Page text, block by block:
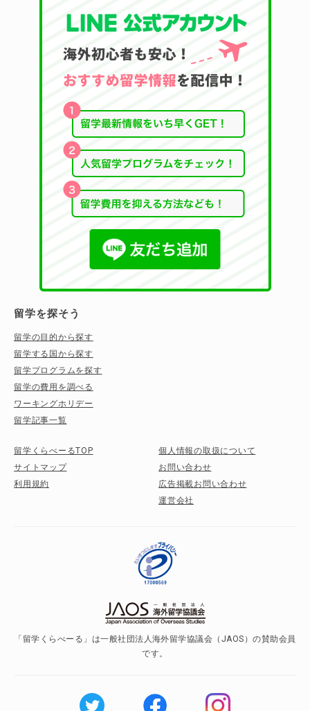
留学を探そう
留学の目的から探す
留学する国から探す
留学プログラムを探す
留学の費用を調べる
ワーキングホリデー
留学記事一覧
留学くらべーるTOP
サイトマップ
利用規約
個人情報の取扱について
お問い合わせ
広告掲載お問い合わせ
運営会社
「留学くらべーる」は一般社団法人海外留学協議会（JAOS）の賛助会員
です。